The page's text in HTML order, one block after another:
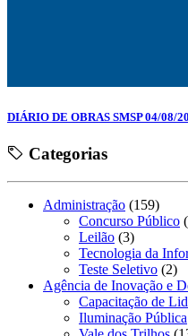
DIÁRIO DE OBRAS SMSP 04/08/
Categorias
Administração (159)
Concurso Público
Leilão (3)
Tecnologia da
Teste Seletivo (2)
Agência de Inovação e
Capacitação de
Iluminação Pública